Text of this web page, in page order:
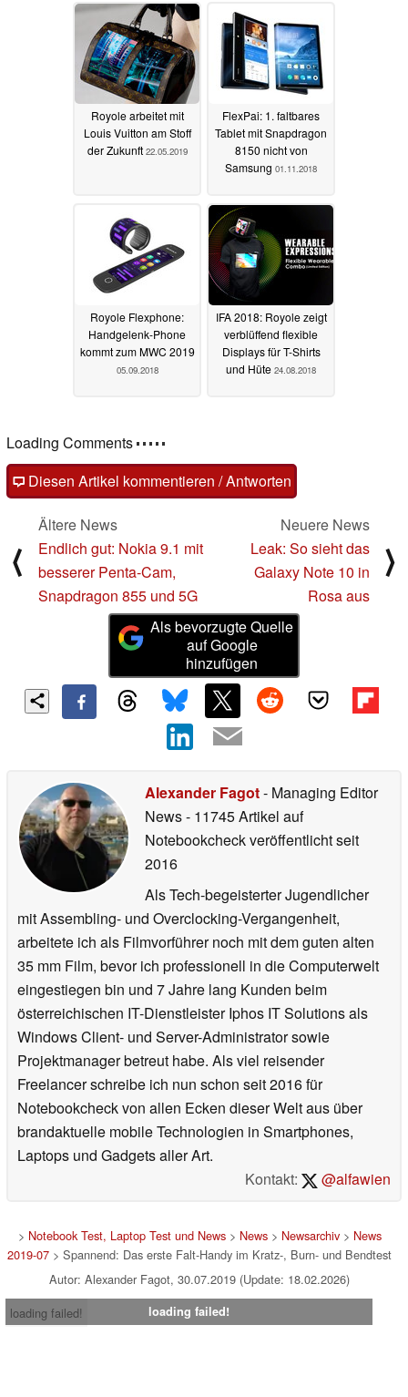
Royole arbeitet mit
Louis Vuitton am Stoff
der Zukunft 22.05.2019
FlexPai: 1. faltbares
Tablet mit Snapdragon
8150 nicht von
Samsung 01.11.2018
Royole Flexphone:
Handgelenk-Phone
kommt zum MWC 2019
05.09.2018
IFA 2018: Royole zeigt
verblüffend flexible
Displays für T-Shirts
und Hüte 24.08.2018
Loading Comments
Diesen Artikel kommentieren / Antworten
⟨
Ältere News
Endlich gut: Nokia 9.1 mit
besserer Penta-Cam,
Snapdragon 855 und 5G
Neuere News
Leak: So sieht das
Galaxy Note 10 in
Rosa aus
⟩
Als bevorzugte Quelle
auf Google
hinzufügen
Alexander Fagot- Managing Editor
News- 11745 Artikel auf
Notebookcheck veröffentlichtseit
2016
Als Tech-begeisterter Jugendlicher
mit Assembling- und Overclocking-Vergangenheit,
arbeitete ich als Filmvorführer noch mit dem guten alten
35 mm Film, bevor ich professionell in die Computerwelt
eingestiegen bin und 7 Jahre lang Kunden beim
österreichischen IT-Dienstleister Iphos IT Solutions als
Windows Client- und Server-Administrator sowie
Projektmanager betreut habe. Als viel reisender
Freelancer schreibe ich nun schon seit 2016 für
Notebookcheck von allen Ecken dieser Welt aus über
brandaktuelle mobile Technologien in Smartphones,
Laptops und Gadgets aller Art.
Kontakt:
@alfawien
> Notebook Test, Laptop Test und News> News> Newsarchiv> News
2019-07 > Spannend: Das erste Falt-Handy im Kratz-, Burn- und Bendtest
Autor: Alexander Fagot, 30.07.2019 (Update: 18.02.2026)
loading failed!
loading failed!